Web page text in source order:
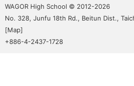
的
世
界
公
WAGOR High School © 2012-2026
No. 328, Junfu 18th Rd., Beitun Dist.,
[Map]
+886-4-2437-1728